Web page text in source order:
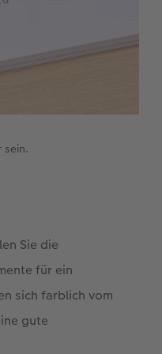
sein.
Sie die
für ein
sich farblich vom
gute